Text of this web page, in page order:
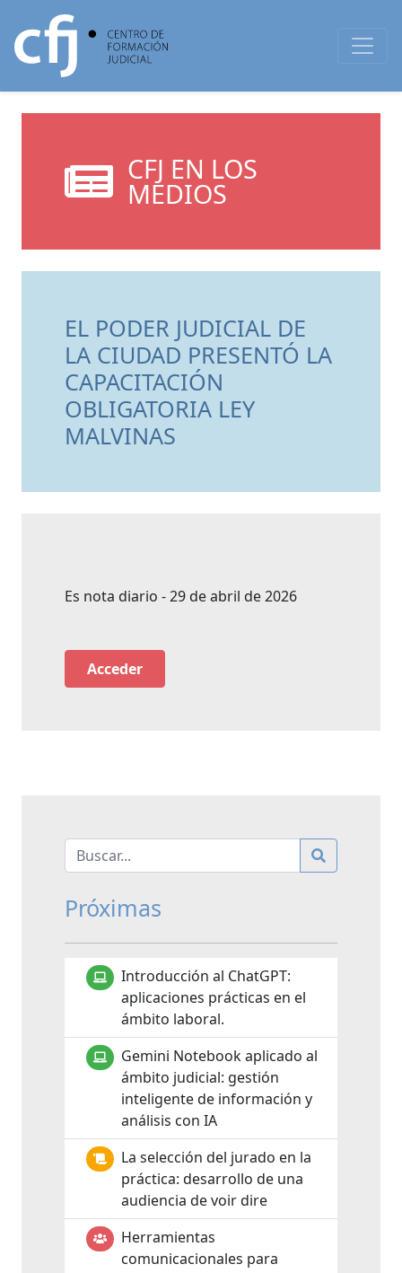
CFJ EN LOS
MEDIOS
EL PODER JUDICIAL DE
LA CIUDAD PRESENTÓ LA
CAPACITACIÓN
OBLIGATORIA LEY
MALVINAS
Es nota diario - 29 de abril de 2026
Acceder
Próximas
Introducción al ChatGPT:
aplicaciones prácticas en el
ámbito laboral.
Gemini Notebook aplicado al
ámbito judicial: gestión
inteligente de información y
análisis con IA
La selección del jurado en la
práctica: desarrollo de una
audiencia de voir dire
Herramientas
comunicacionales para